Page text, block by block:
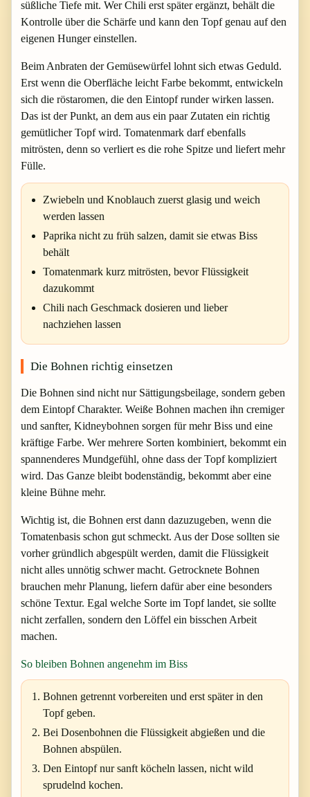
süßliche Tiefe mit. Wer Chili erst später ergänzt, behält die
Kontrolle über die Schärfe und kann den Topf genau auf den
eigenen Hunger einstellen.
Beim Anbraten der Gemüsewürfel lohnt sich etwas Geduld.
Erst wenn die Oberfläche leicht Farbe bekommt, entwickeln
sich die röstaromen, die den Eintopf runder wirken lassen.
Das ist der Punkt, an dem aus ein paar Zutaten ein richtig
gemütlicher Topf wird. Tomatenmark darf ebenfalls
mitrösten, denn so verliert es die rohe Spitze und liefert mehr
Fülle.
Zwiebeln und Knoblauch zuerst glasig und weich
werden lassen
Paprika nicht zu früh salzen, damit sie etwas Biss
behält
Tomatenmark kurz mitrösten, bevor Flüssigkeit
dazukommt
Chili nach Geschmack dosieren und lieber
nachziehen lassen
Die Bohnen richtig einsetzen
Die Bohnen sind nicht nur Sättigungsbeilage, sondern geben
dem Eintopf Charakter. Weiße Bohnen machen ihn cremiger
und sanfter, Kidneybohnen sorgen für mehr Biss und eine
kräftige Farbe. Wer mehrere Sorten kombiniert, bekommt ein
spannenderes Mundgefühl, ohne dass der Topf kompliziert
wird. Das Ganze bleibt bodenständig, bekommt aber eine
kleine Bühne mehr.
Wichtig ist, die Bohnen erst dann dazuzugeben, wenn die
Tomatenbasis schon gut schmeckt. Aus der Dose sollten sie
vorher gründlich abgespült werden, damit die Flüssigkeit
nicht alles unnötig schwer macht. Getrocknete Bohnen
brauchen mehr Planung, liefern dafür aber eine besonders
schöne Textur. Egal welche Sorte im Topf landet, sie sollte
nicht zerfallen, sondern den Löffel ein bisschen Arbeit
machen.
So bleiben Bohnen angenehm im Biss
Bohnen getrennt vorbereiten und erst später in den
Topf geben.
Bei Dosenbohnen die Flüssigkeit abgießen und die
Bohnen abspülen.
Den Eintopf nur sanft köcheln lassen, nicht wild
sprudelnd kochen.